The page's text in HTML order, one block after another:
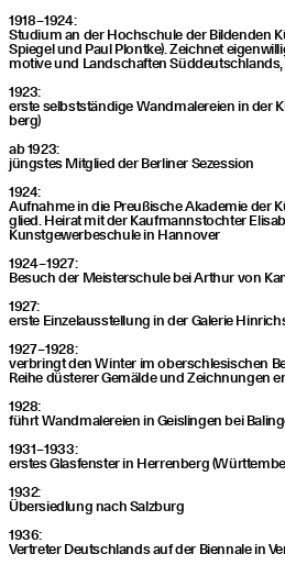
1918 – 1924:
Stu­di­um an der Hoch­schu­le der Bil­den­den
Spie­gel und Paul Plont­ke). Zeich­net
mo­ti­ve und Land­schaf­ten
1923:
ers­te selbst­stän­di­ge Wand­ma­le­rei­en in der
berg)
ab 1923:
jüngs­tes Mit­glied der Ber­li­ner Sezession
1924:
Auf­nah­me in die Preu­ßi­sche Aka­de­mie der
glied. Hei­rat mit der Kauf­manns­toch­ter
Kunst­ge­wer­be­schu­le in Hannover
1924 – 1927:
Besuch der Meis­ter­schu­le bei Arthur von
1927:
ers­te Ein­zel­aus­stel­lung in der Gale­rie
1927 – 1928:
ver­bringt den Win­ter im ober­schle­si­schen
Rei­he düs­te­rer Gemäl­de und Zeich­nun­gen
1928:
führt Wand­ma­le­rei­en in Geis­lin­gen bei
1931 – 1933:
ers­tes Glas­fens­ter in Her­ren­berg
1932:
Über­sied­lung nach Salzburg
1936:
Ver­tre­ter Deutsch­lands auf der Bien­na­le in